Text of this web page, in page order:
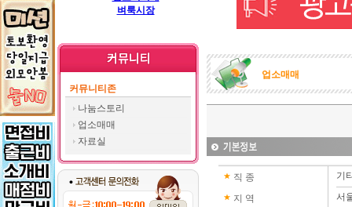
벼룩시장
커뮤니티존
나눔스토리
업소매매
자료실
업소매매
직 종
지 역
기
서